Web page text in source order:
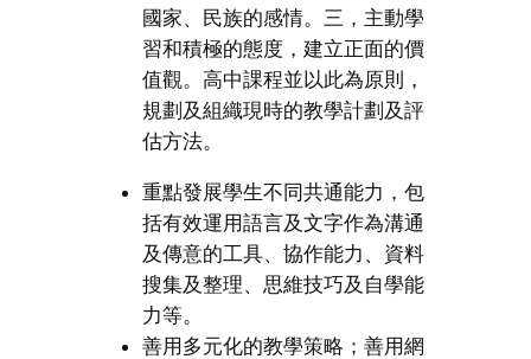
國家、民族的感情。三，主動學
習和積極的態度，建立正面的價
值觀。高中課程並以此為原則，
規劃及組織現時的教學計劃及評
估方法。
重點發展學生不同共通能力，包
括有效運用語言及文字作為溝通
及傳意的工具、協作能力、資料
搜集及整理、思維技巧及自學能
力等。
善用多元化的教學策略；善用網